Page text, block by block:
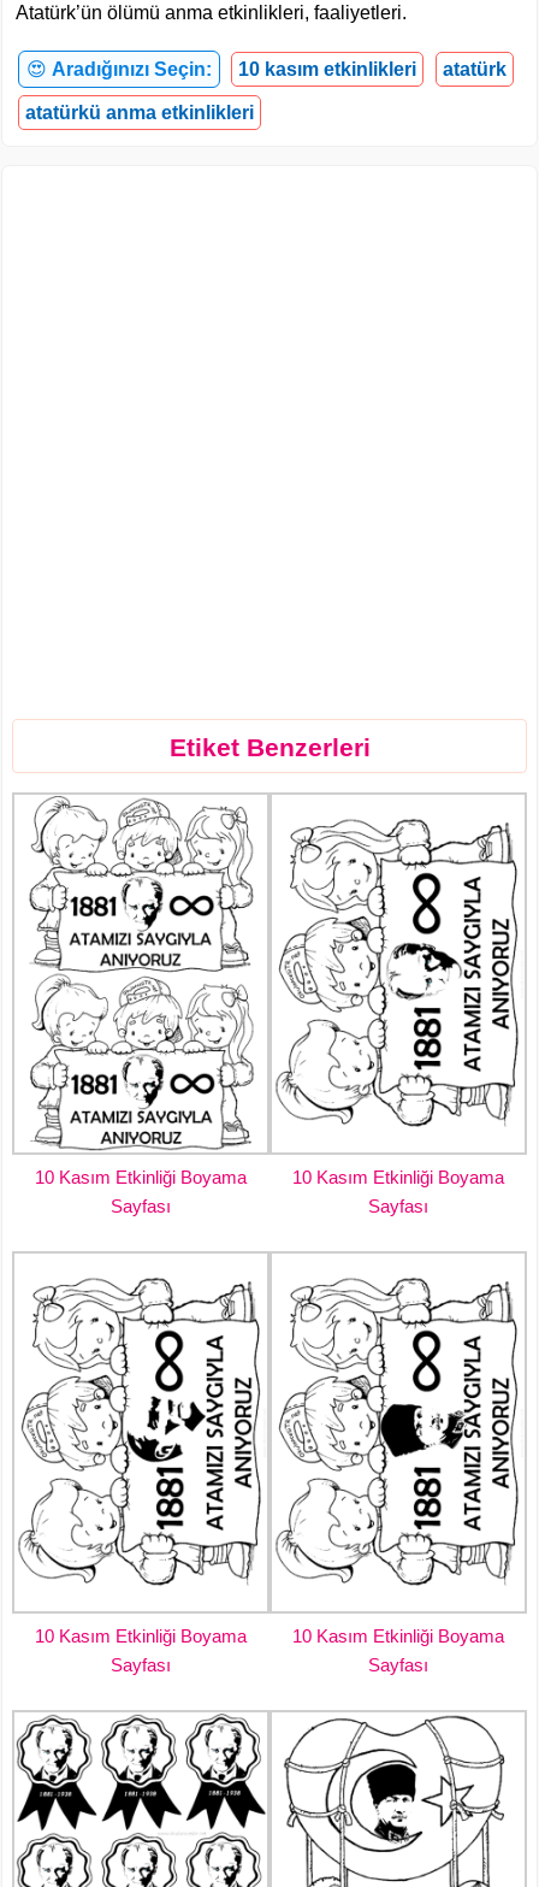
Atatürk’ün ölümü anma etkinlikleri, faaliyetleri.
😍 Aradığınızı Seçin: 10 kasım etkinlikleri atatürk
atatürkü anma etkinlikleri
Etiket Benzerleri
10 Kasım Etkinliği Boyama
Sayfası
10 Kasım Etkinliği Boyama
Sayfası
10 Kasım Etkinliği Boyama
Sayfası
10 Kasım Etkinliği Boyama
Sayfası